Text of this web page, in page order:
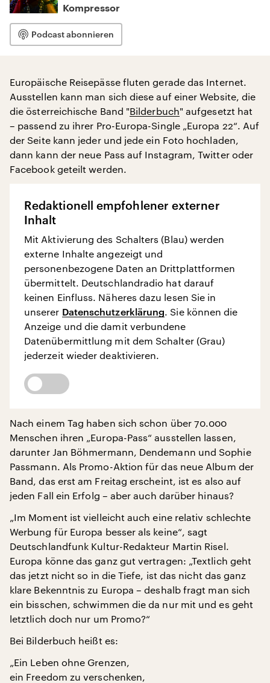
Kompressor
Podcast abonnieren
Europäische Reisepässe fluten gerade das Internet.
Ausstellen kann man sich diese auf einer Website, die
die österreichische Band "Bilderbuch" aufgesetzt hat
– passend zu ihrer Pro-Europa-Single „Europa 22“. Auf
der Seite kann jeder und jede ein Foto hochladen,
dann kann der neue Pass auf Instagram, Twitter oder
Facebook geteilt werden.
Redaktionell empfohlener externer
Inhalt
Mit Aktivierung des Schalters (Blau) werden
externe Inhalte angezeigt und
personenbezogene Daten an Drittplattformen
übermittelt. Deutschlandradio hat darauf
keinen Einfluss. Näheres dazu lesen Sie in
unserer Datenschutzerklärung. Sie können die
Anzeige und die damit verbundene
Datenübermittlung mit dem Schalter (Grau)
jederzeit wieder deaktivieren.
Nach einem Tag haben sich schon über 70.000
Menschen ihren „Europa-Pass“ ausstellen lassen,
darunter Jan Böhmermann, Dendemann und Sophie
Passmann. Als Promo-Aktion für das neue Album der
Band, das erst am Freitag erscheint, ist es also auf
jeden Fall ein Erfolg – aber auch darüber hinaus?
„Im Moment ist vielleicht auch eine relativ schlechte
Werbung für Europa besser als keine“, sagt
Deutschlandfunk Kultur-Redakteur Martin Risel.
Europa könne das ganz gut vertragen: „Textlich geht
das jetzt nicht so in die Tiefe, ist das nicht das ganz
klare Bekenntnis zu Europa – deshalb fragt man sich
ein bisschen, schwimmen die da nur mit und es geht
letztlich doch nur um Promo?“
Bei Bilderbuch heißt es:
„Ein Leben ohne Grenzen,
ein Freedom zu verschenken,